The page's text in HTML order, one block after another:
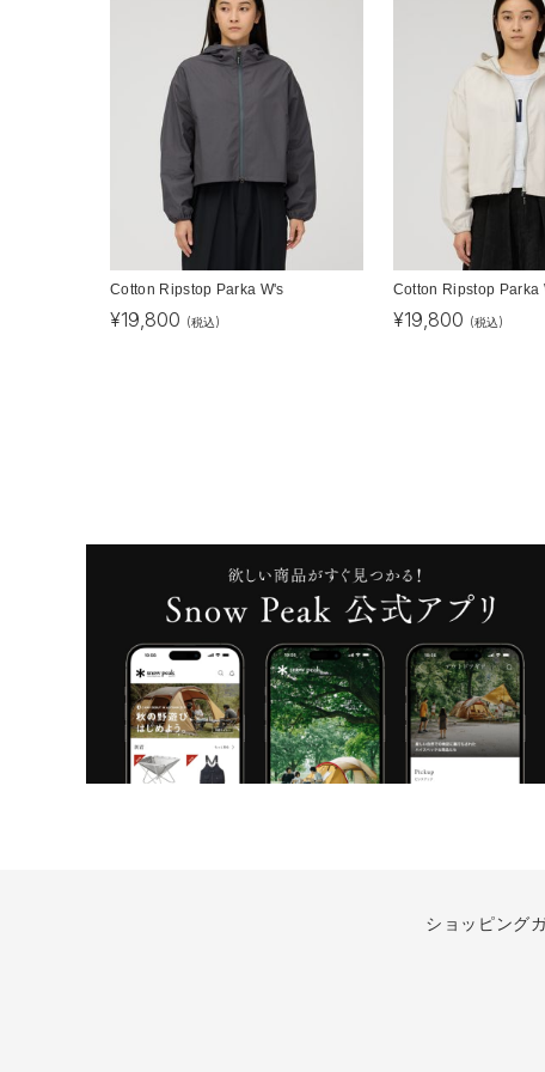
Cotton Ripstop Parka W's
¥19,800 (税込)
Cotton Ripstop Parka
¥19,800 (税込)
ショッピング